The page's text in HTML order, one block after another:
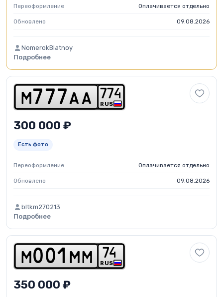
Переоформление Оплачивается отдельно
Обновлено 09.08.2026
NomerokBlatnoy
Подробнее
m 7 7 7 a a RUS
7 74
300 000 ₽
Есть фото
Переоформление Оплачивается отдельно
Обновлено 09.08.2026
bltkm270213
Подробнее
m 0 01 m m RUS
74
350 000 ₽